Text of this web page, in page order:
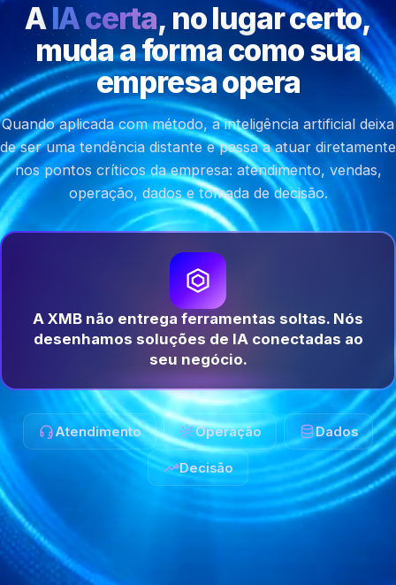
AIA certa, no lugar certo,
muda a forma como sua
empresa opera
Quando aplicada com método, a inteligência artificial deixa
de ser uma tendência distante e passa a atuar diretamente
nos pontos críticos da empresa: atendimento, vendas,
operação, dados e tomada de decisão.
A XMB não entrega ferramentas soltas. Nós
desenhamos soluções de IA conectadas ao
seu negócio.
Atendimento Operação Dados
Decisão